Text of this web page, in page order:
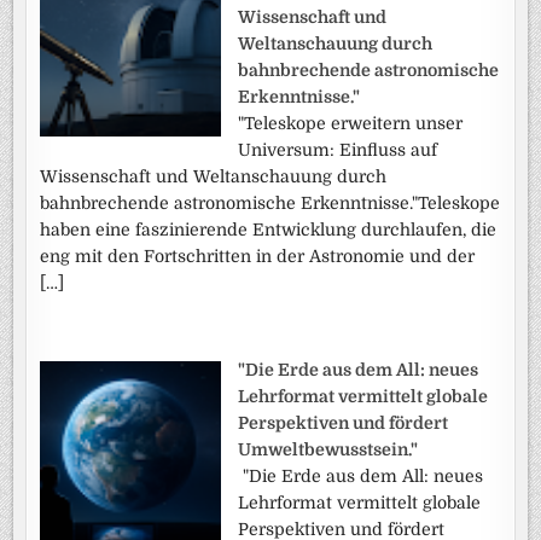
Wissenschaft und
Weltanschauung durch
bahnbrechende astronomische
Erkenntnisse."
"Teleskope erweitern unser
Universum: Einfluss auf
Wissenschaft und Weltanschauung durch
bahnbrechende astronomische Erkenntnisse."Teleskope
haben eine faszinierende Entwicklung durchlaufen, die
eng mit den Fortschritten in der Astronomie und der
[…]
"Die Erde aus dem All: neues
Lehrformat vermittelt globale
Perspektiven und fördert
Umweltbewusstsein."
"Die Erde aus dem All: neues
Lehrformat vermittelt globale
Perspektiven und fördert